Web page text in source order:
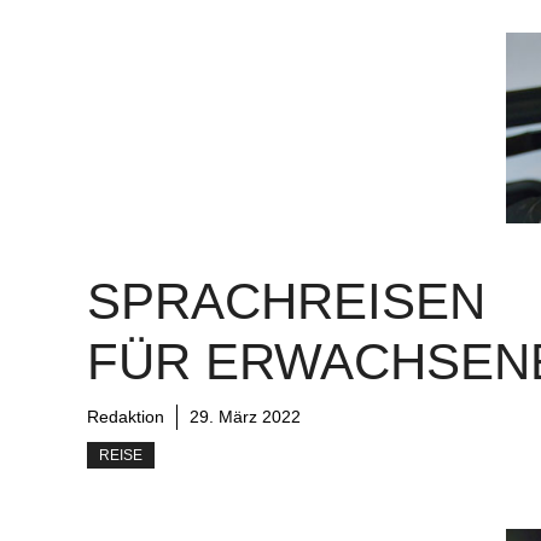
SPRACHREISEN
FÜR
Redaktion 29. März 2022
REISE